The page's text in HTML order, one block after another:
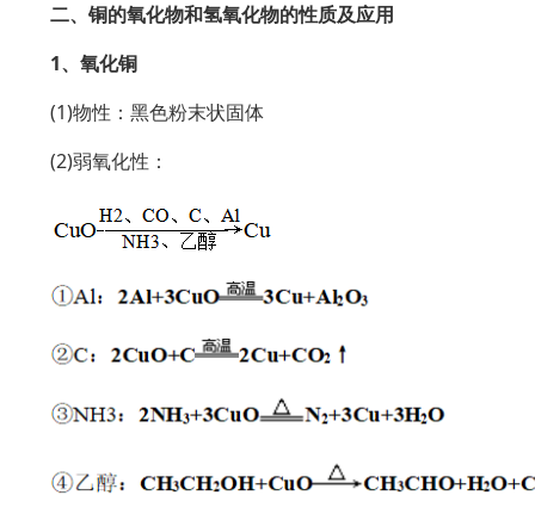
二、铜的氧化物和氢氧化物的性质及应用
1、氧化铜
(1)物性：黑色粉末状固体
(2)弱氧化性：